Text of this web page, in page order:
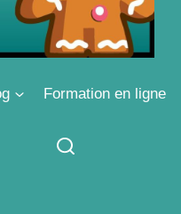
Formation en ligne